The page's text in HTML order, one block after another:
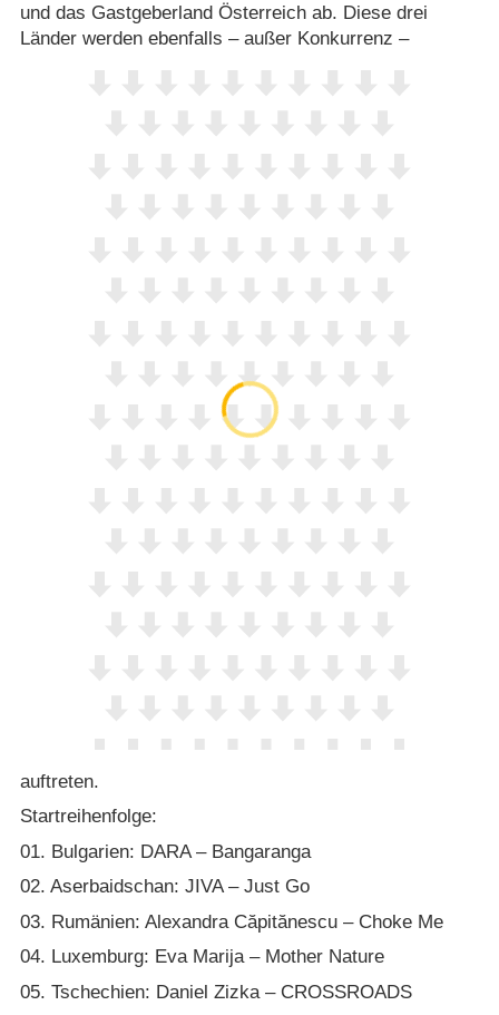
und das Gastgeberland Österreich ab. Diese drei
Länder werden ebenfalls – außer Konkurrenz –
auftreten.
Startreihenfolge:
01. Bulgarien: DARA – Bangaranga
02. Aserbaidschan: JIVA – Just Go
03. Rumänien: Alexandra Căpitănescu – Choke Me
04. Luxemburg: Eva Marija – Mother Nature
05. Tschechien: Daniel Zizka – CROSSROADS